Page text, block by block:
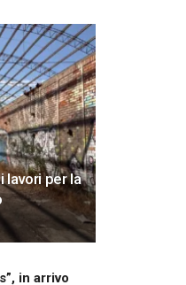
lavori per la
in arrivo